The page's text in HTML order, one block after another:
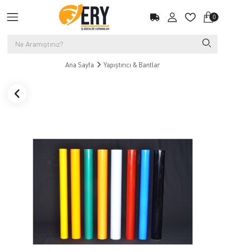
0
Ana Sayfa Yapıştırıcı & Bantlar